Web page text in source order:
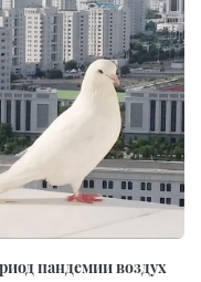
пандемии воздух